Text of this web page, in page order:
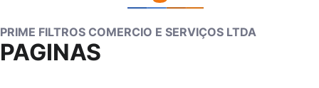
PRIME FILTROS COMERCIO E SERVIÇOS LTDA
PAGINAS